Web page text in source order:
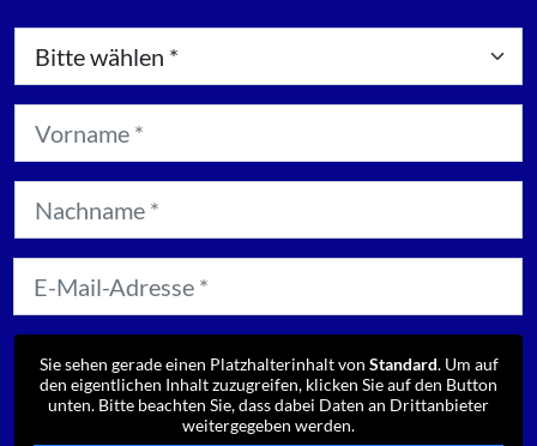
Sie sehen gerade einen Platzhalterinhalt von Standard. Um auf
den eigentlichen Inhalt zuzugreifen, klicken Sie auf den Button
unten. Bitte beachten Sie, dass dabei Daten an Drittanbieter
weitergegeben werden.